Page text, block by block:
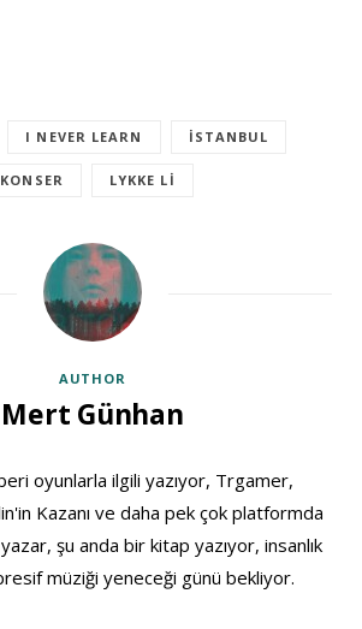
I NEVER LEARN ISTANBUL
KONSER LYKKE LI
AUTHOR
Mert Günhan
oyunlarla ilgili yazıyor, Trgamer,
Kazanı ve daha pek çok platformda
şu anda bir kitap yazıyor, insanlık
müziği yeneceği günü bekliyor.